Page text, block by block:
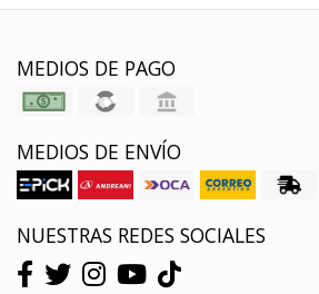
MEDIOS DE PAGO
MEDIOS DE ENVÍO
NUESTRAS REDES SOCIALES